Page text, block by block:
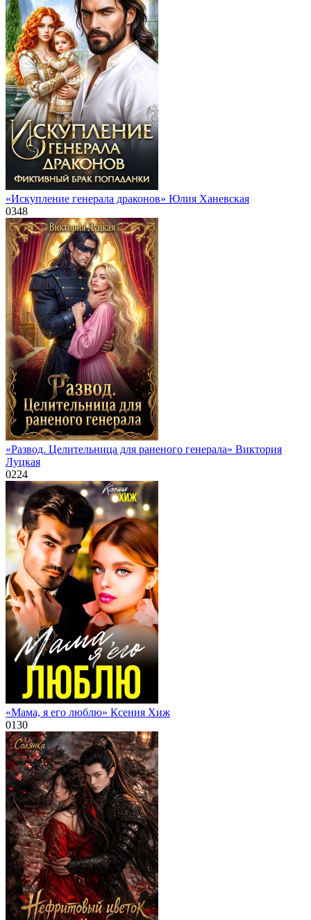
«Искупление генерала драконов» Юлия Ханевская
0348
«Развод. Целительница для раненого генерала» Виктория
Луцкая
0224
«Мама, я его люблю» Ксения Хиж
0130